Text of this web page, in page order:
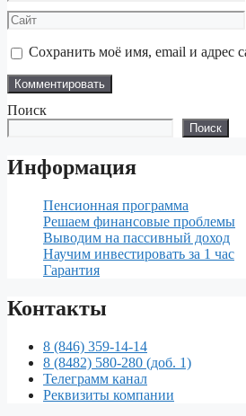
Сайт
Сохранить моё имя, email и адрес
Поиск
Поиск
Информация
Пенсионная программа
Решаем финансовые проблемы
Выводим на пассивный доход
Научим инвестировать за 1 час
Гарантия
Контакты
8 (846) 359-14-14
8 (8482) 580-280 (доб. 1)
Телеграмм канал
Реквизиты компании